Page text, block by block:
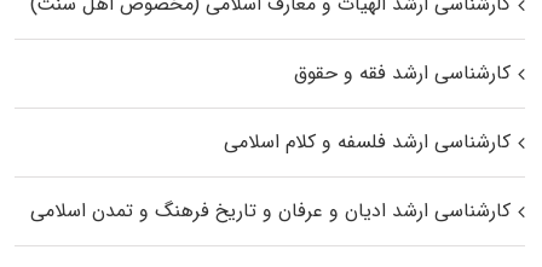
کارشناسی ارشد فقه و حقوق
کارشناسی ارشد فلسفه و کلام اسلامی
کارشناسی ارشد ادیان و عرفان و تاریخ فرهنگ و تمدن اسلامی